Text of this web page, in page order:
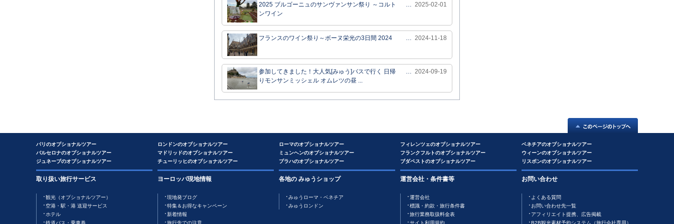
2025 ブルゴーニュのサンヴァンサン祭り ～コルト
ンワイン
… 2025-02-01
フランスのワイン祭り～ボーヌ栄光の3日間 2024 … 2024-11-18
参加してきました！大人気[みゅう]バスで行く 日帰
りモンサンミッシェル オムレツの昼 ...
… 2024-09-19
パリのオプショナルツアー
バルセロナのオプショナルツアー
ジュネーブのオプショナルツアー
ロンドンのオプショナルツアー
マドリッドのオプショナルツアー
チューリッヒのオプショナルツアー
ローマのオプショナルツアー
ミュンヘンのオプショナルツアー
プラハのオプショナルツアー
フィレンツェのオプショナルツアー
フランクフルトのオプショナルツアー
ブダペストのオプショナルツアー
ベネチアのオプショナルツアー
ウィーンのオプショナルツアー
リスボンのオプショナルツアー
取り扱い旅行サービス
観光（オプショナルツアー）
空港・駅・港 送迎サービス
ホテル
鉄道バス・乗車券
ヨーロッパ現地情報
現地発ブログ
特集＆お得なキャンペーン
新着情報
旅行先での注意
各地の みゅうショップ
みゅうローマ・ベネチア
みゅうロンドン
運営会社・条件書等
運営会社
標識・約款・旅行条件書
旅行業務取扱料金表
サイト利用規約
お問い合わせ
よくある質問
お問い合わせ先一覧
アフィリエイト提携、広告掲載
B2B観光素材予約システム（旅行会社専用）